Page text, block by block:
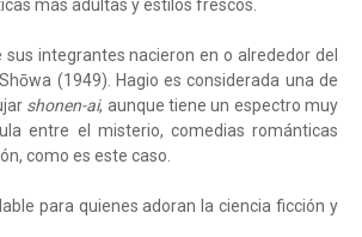
más adultas y estilos frescos.
integrantes nacieron en o alrededor del
(1949). Hagio es considerada una de
shonen-ai, aunque tiene un espectro muy
entre el misterio, comedias románticas
como es este caso.
para quienes adoran la ciencia ficción y